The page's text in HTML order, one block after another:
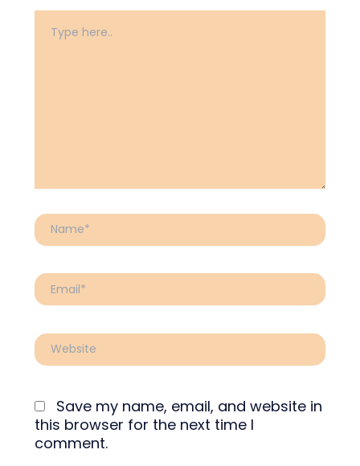
Type
here..
Name*
Email*
Website
Save my name, email, and website in
this browser for the next time I
comment.